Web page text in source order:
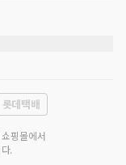
롯데택배
핑몰에서
.